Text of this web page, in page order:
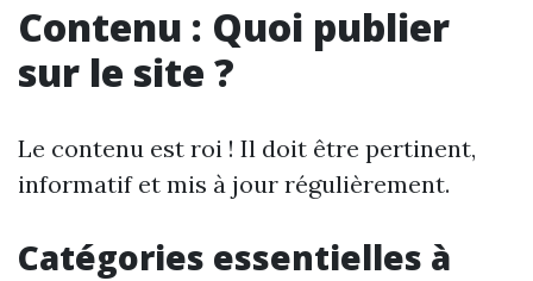
Contenu : Quoi publier
sur le site ?
Le contenu est roi ! Il doit être pertinent,
informatif et mis à jour régulièrement.
Catégories essentielles à